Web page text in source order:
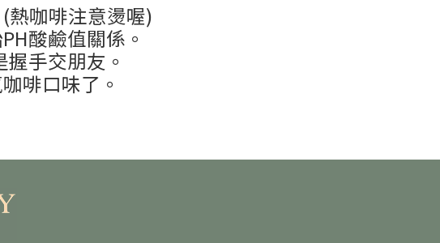
熱咖啡注意燙喔)
酸鹼值關係。
手交朋友。
啡口味了。